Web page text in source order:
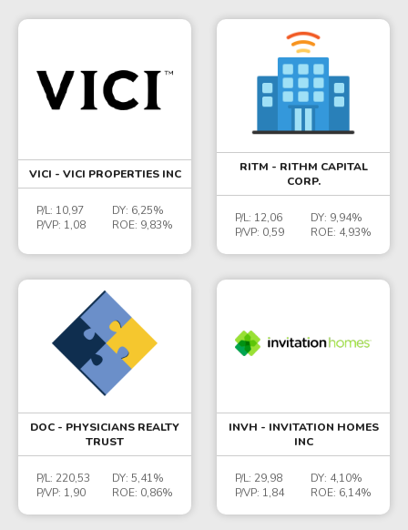
VICI - VICI PROPERTIES INC
P/L: 10,97
P/VP: 1,08
DY: 6,25%
ROE: 9,83%
RITM - RITHM CAPITAL
CORP.
P/L: 12,06
P/VP: 0,59
DY: 9,94%
ROE: 4,93%
DOC - PHYSICIANS REALTY
TRUST
P/L: 220,53
P/VP: 1,90
DY: 5,41%
ROE: 0,86%
INVH - INVITATION HOMES
INC
P/L: 29,98
P/VP: 1,84
DY: 4,10%
ROE: 6,14%